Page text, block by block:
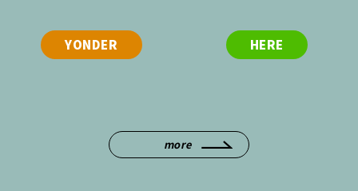
YONDER HERE
more